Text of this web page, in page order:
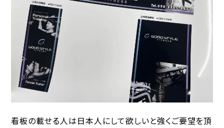
看板の載せる人は日本人にして欲しいと強くご要望を頂